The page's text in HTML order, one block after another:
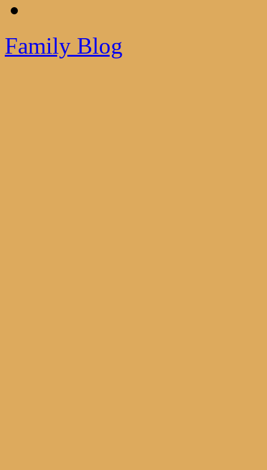
Family Blog